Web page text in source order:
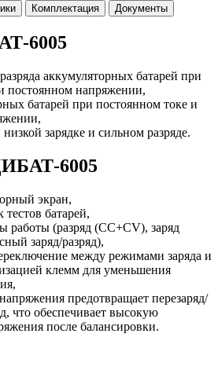
Комплектация Документы
6005
аккумуляторных батарей при
постоянном напряжении,
батарей при постоянном токе и
зарядке и сильном разряде.
6005
экран,
батарей,
работы (разряд (CC+CV), заряд
заряд/разряд),
между режимами заряда и
клемм для уменьшения
предотвращает перезаряд/
что обеспечивает высокую
после балансировки.